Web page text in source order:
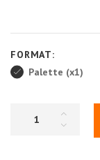
FORMAT:
Palette (x1)